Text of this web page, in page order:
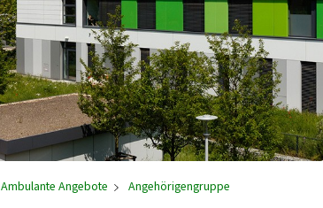
Ambulante Angebote Angehörigengruppe